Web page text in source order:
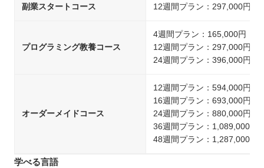
副業スタートコース 12週間プラン：297,000円
プログラミング教養コース
4週間プラン：165,000円
12週間プラン：297,000円
24週間プラン：396,000円
オーダーメイドコース
12週間プラン：594,000円
16週間プラン：693,000円
24週間プラン：880,000円
36週間プラン：1,089,000円
48週間プラン：1,287,000円
学べる言語